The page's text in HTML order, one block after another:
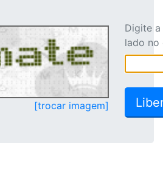
[trocar imagem]
Digite
lado no